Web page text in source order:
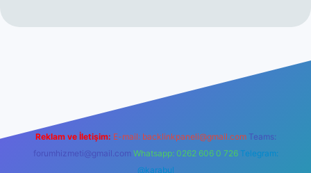
Reklam ve İletişim: E-mail: backlinkpaneli@gmail.com Teams:
forumhizmeti@gmail.com Whatsapp: 0262 606 0 726 Telegram:
@karabul